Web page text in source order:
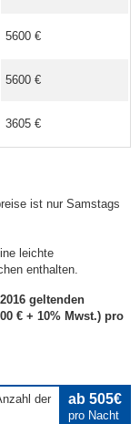
5600 €
5600 €
3605 €
ist nur Samstags
leichte
enthalten.
geltenden
€ + 10% Mwst.) pro
ab 505€
pro Nacht
der